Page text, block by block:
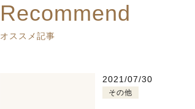
Recommend
オススメ記事
2021/07/30
その他